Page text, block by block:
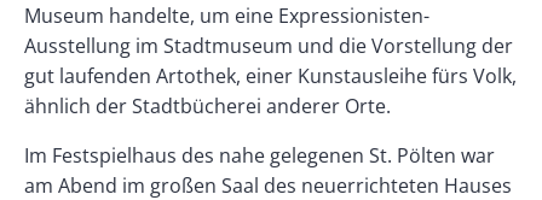
Museum handelte, um eine Expressionisten-
Ausstellung im Stadtmuseum und die Vorstellung der
gut laufenden Artothek, einer Kunstausleihe fürs Volk,
ähnlich der Stadtbücherei anderer Orte.
Im Festspielhaus des nahe gelegenen St. Pölten war
am Abend im großen Saal des neuerrichteten Hauses